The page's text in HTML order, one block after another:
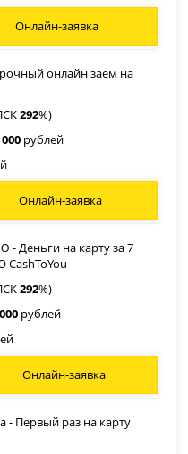
Онлайн-заявка
онлайн заем на
292%)
рублей
Онлайн-заявка
- Деньги на карту за 7
292%)
рублей
Онлайн-заявка
- Первый раз на карту